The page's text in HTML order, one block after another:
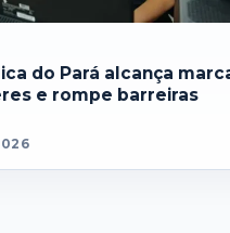
do Pará alcança
e rompe barreiras